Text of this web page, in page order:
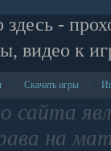
-
видео к
Скачать игры
сайта
на